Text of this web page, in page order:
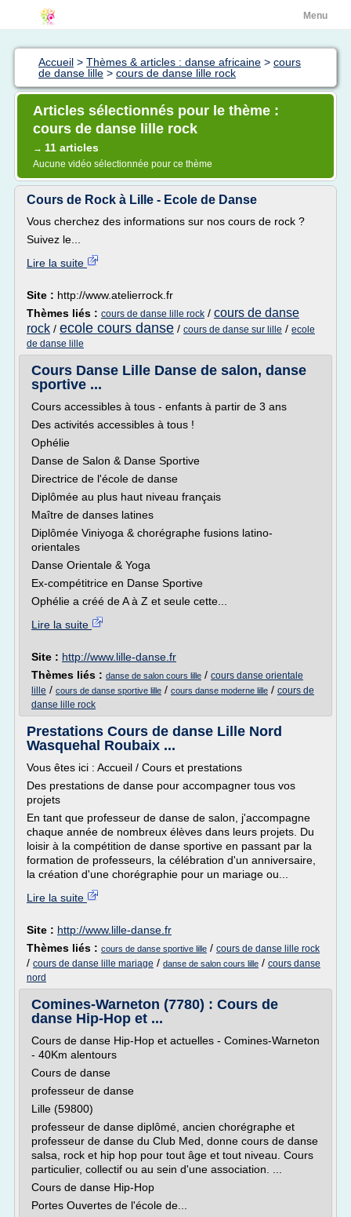
Menu
Accueil > Thèmes & articles : danse africaine > cours
de danse lille > cours de danse lille rock
Articles sélectionnés pour le thème :
cours de danse lille rock
→ 11 articles
Aucune vidéo sélectionnée pour ce thème
Cours de Rock à Lille - Ecole de Danse
Vous cherchez des informations sur nos cours de rock ?
Suivez le...
Lire la suite
Site : http://www.atelierrock.fr
Thèmes liés : cours de danse lille rock / cours de danse
rock / ecole cours danse / cours de danse sur lille / ecole
de danse lille
Cours Danse Lille Danse de salon, danse
sportive ...
Cours accessibles à tous - enfants à partir de 3 ans
Des activités accessibles à tous !
Ophélie
Danse de Salon & Danse Sportive
Directrice de l'école de danse
Diplômée au plus haut niveau français
Maître de danses latines
Diplômée Viniyoga & chorégraphe fusions latino-
orientales
Danse Orientale & Yoga
Ex-compétitrice en Danse Sportive
Ophélie a créé de A à Z et seule cette...
Lire la suite
Site : http://www.lille-danse.fr
Thèmes liés : danse de salon cours lille / cours danse orientale
lille / cours de danse sportive lille / cours danse moderne lille / cours de
danse lille rock
Prestations Cours de danse Lille Nord
Wasquehal Roubaix ...
Vous êtes ici : Accueil / Cours et prestations
Des prestations de danse pour accompagner tous vos
projets
En tant que professeur de danse de salon, j'accompagne
chaque année de nombreux élèves dans leurs projets. Du
loisir à la compétition de danse sportive en passant par la
formation de professeurs, la célébration d'un anniversaire,
la création d'une chorégraphie pour un mariage ou...
Lire la suite
Site : http://www.lille-danse.fr
Thèmes liés : cours de danse sportive lille / cours de danse lille rock
/ cours de danse lille mariage / danse de salon cours lille / cours danse
nord
Comines-Warneton (7780) : Cours de
danse Hip-Hop et ...
Cours de danse Hip-Hop et actuelles - Comines-Warneton
- 40Km alentours
Cours de danse
professeur de danse
Lille (59800)
professeur de danse diplômé, ancien chorégraphe et
professeur de danse du Club Med, donne cours de danse
salsa, rock et hip hop pour tout âge et tout niveau. Cours
particulier, collectif ou au sein d'une association. ...
Cours de danse Hip-Hop
Portes Ouvertes de l'école de...